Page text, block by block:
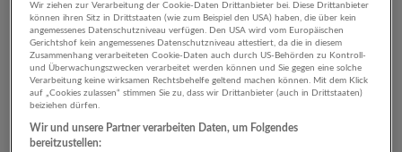
Wirtschaftsingenieurwesen
Unternehmen
Wir ziehen zur Verarbeitung der Cookie-Daten Drittanbieter bei. Diese Drittanbieter
können ihren Sitz in Drittstaaten (wie zum Beispiel den USA) haben, die über kein
angemessenes Datenschutzniveau verfügen. Den USA wird vom Europäischen
Gerichtshof kein angemessenes Datenschutzniveau attestiert, da die in diesem
Zusammenhang verarbeiteten Cookie-Daten auch durch US-Behörden zu Kontroll-
und Überwachungszwecken verarbeitet werden können und Sie gegen eine solche
Verarbeitung keine wirksamen Rechtsbehelfe geltend machen können. Mit dem Klick
auf „Cookies zulassen“ stimmen Sie zu, dass wir Drittanbieter (auch in Drittstaaten)
beiziehen dürfen.
Wir und unsere Partner verarbeiten Daten, um Folgendes
bereitzustellen: